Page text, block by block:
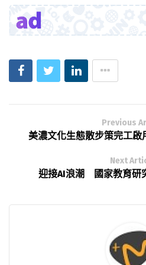
Previous
美濃文化生態散步策完工
Next
迎接AI浪潮 國家教育研